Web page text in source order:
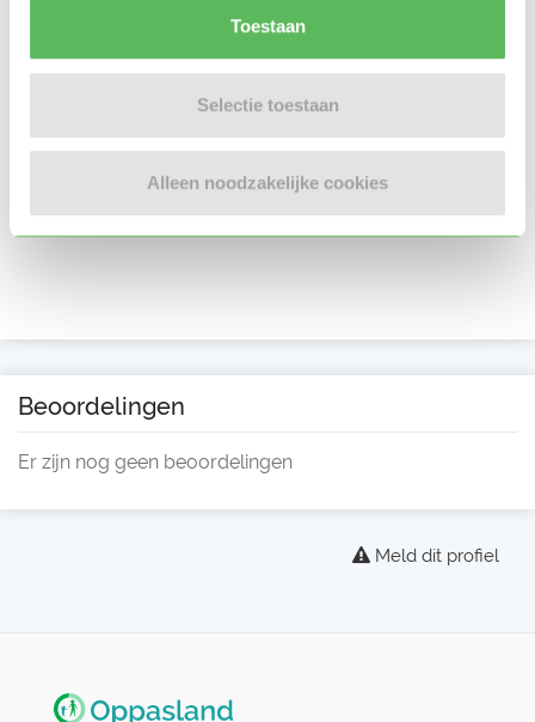
Toestaan
Selectie toestaan
Alleen noodzakelijke cookies
Beoordelingen
Er zijn nog geen beoordelingen
Meld dit profiel